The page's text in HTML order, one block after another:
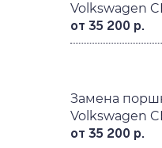
Volkswagen
от 35 200 р.
Замена
Volkswagen
от 35 200 р.